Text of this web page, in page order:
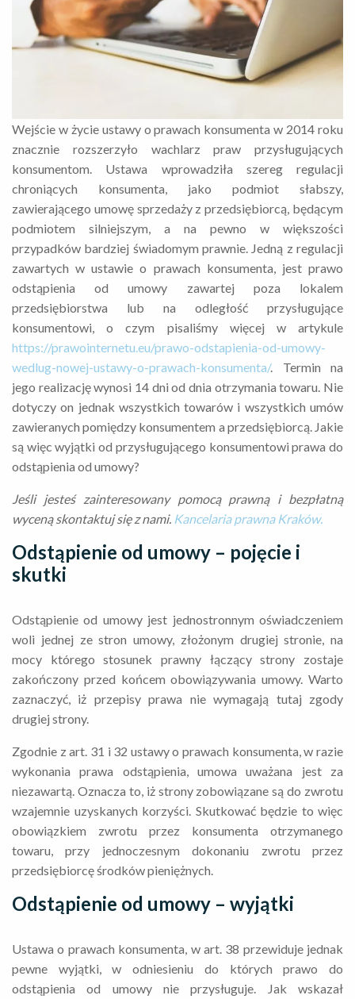
Wejście w życie ustawy o prawach konsumenta w 2014 roku
znacznie rozszerzyło wachlarz praw przysługujących
konsumentom. Ustawa wprowadziła szereg regulacji
chroniących konsumenta, jako podmiot słabszy,
zawierającego umowę sprzedaży z przedsiębiorcą, będącym
podmiotem silniejszym, a na pewno w większości
przypadków bardziej świadomym prawnie. Jedną z regulacji
zawartych w ustawie o prawach konsumenta, jest prawo
odstąpienia od umowy zawartej poza lokalem
przedsiębiorstwa lub na odległość przysługujące
konsumentowi, o czym pisaliśmy więcej w artykule
https://prawointernetu.eu/prawo-odstapienia-od-umowy-
wedlug-nowej-ustawy-o-prawach-konsumenta/. Termin na
jego realizację wynosi 14 dni od dnia otrzymania towaru. Nie
dotyczy on jednak wszystkich towarów i wszystkich umów
zawieranych pomiędzy konsumentem a przedsiębiorcą. Jakie
są więc wyjątki od przysługującego konsumentowi prawa do
odstąpienia od umowy?
Jeśli jesteś zainteresowany pomocą prawną i bezpłatną
wyceną skontaktuj się z nami. Kancelaria prawna Kraków.
Odstąpienie od umowy – pojęcie i
skutki
Odstąpienie od umowy jest jednostronnym oświadczeniem
woli jednej ze stron umowy, złożonym drugiej stronie, na
mocy którego stosunek prawny łączący strony zostaje
zakończony przed końcem obowiązywania umowy. Warto
zaznaczyć, iż przepisy prawa nie wymagają tutaj zgody
drugiej strony.
Zgodnie z art. 31 i 32 ustawy o prawach konsumenta, w razie
wykonania prawa odstąpienia, umowa uważana jest za
niezawartą. Oznacza to, iż strony zobowiązane są do zwrotu
wzajemnie uzyskanych korzyści. Skutkować będzie to więc
obowiązkiem zwrotu przez konsumenta otrzymanego
towaru, przy jednoczesnym dokonaniu zwrotu przez
przedsiębiorcę środków pieniężnych.
Odstąpienie od umowy – wyjątki
Ustawa o prawach konsumenta, w art. 38 przewiduje jednak
pewne wyjątki, w odniesieniu do których prawo do
odstąpienia od umowy nie przysługuje. Jak wskazał